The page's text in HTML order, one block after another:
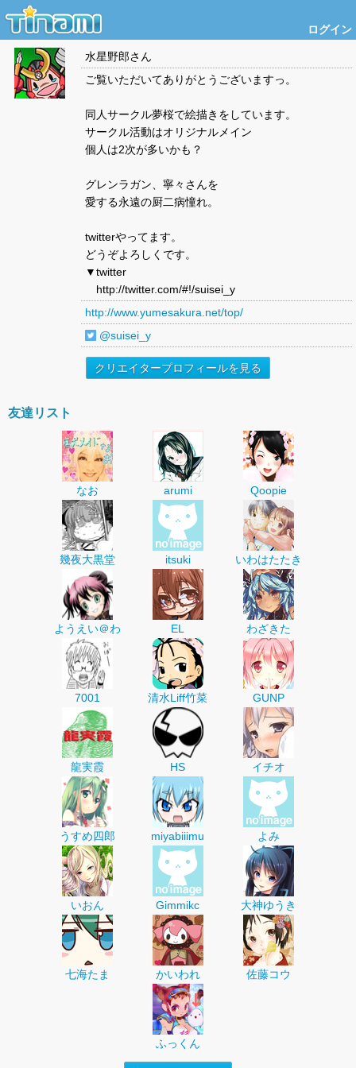
ログイン
水星野郎さん
ご覧いただいてありがとうございますっ。
同人サークル夢桜で絵描きをしています。
サークル活動はオリジナルメイン
個人は2次が多いかも？
グレンラガン、寧々さんを
愛する永遠の厨二病憧れ。
twitterやってます。
どうぞよろしくです。
▼twitter
http://twitter.com/#!/suisei_y
http://www.yumesakura.net/top/
@suisei_y
クリエイタープロフィールを見る
友達リスト
なお arumi Qoopie
幾夜大黒堂 itsuki いわはたたき
ようえい＠わ EL わざきた
7001 清水Liff竹菜 GUNP
龍実霞 HS イチオ
うすめ四郎 miyabiiimu よみ
いおん Gimmikc 大神ゆうき
七海たま かいわれ 佐藤コウ
ふっくん